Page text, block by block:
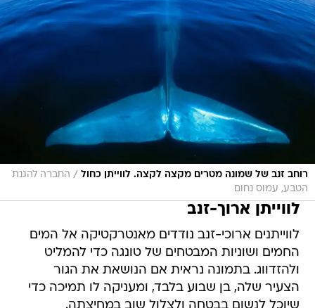
רוחב זנב של שמונה מטרים מקצה לקצה. לווייתן כחול /
החברה להגנת
לווייתן ארוך-זנב
לווייתנים ארוכי-זנב נודדים מאנטרקטיקה אל המים
החמים ושוניות המבטחים של טונגה כדי להמליט
ולהזדווג. בתמונה נראית אם הנושאת את הגור
הצעיר שלה, בן שבוע בלבד, ומעניקה לו תמיכה כדי
שיוכל לנשום בבטחה ולצלול שוב במחיצתה.